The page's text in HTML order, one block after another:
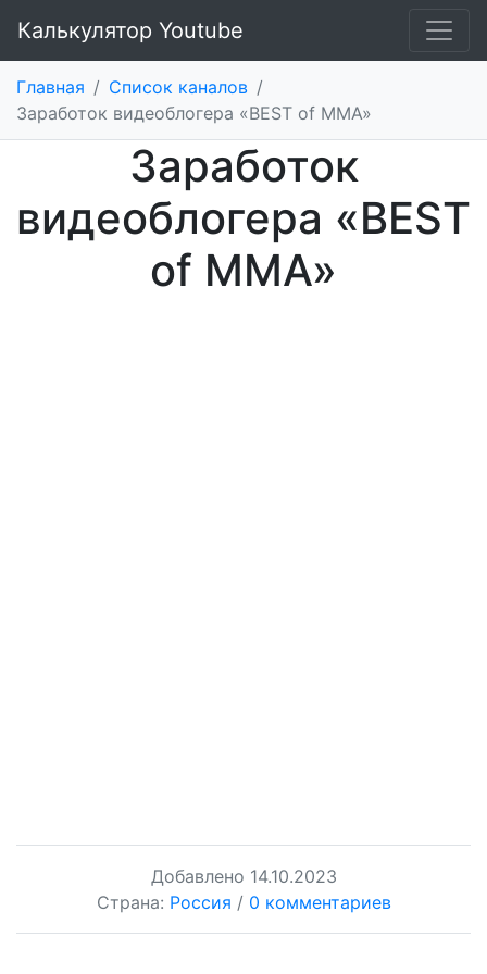
Калькулятор Youtube
Главная / Список каналов /
Заработок видеоблогера «BEST of MMA»
Заработок
видеоблогера «BEST
of MMA»
Добавлено 14.10.2023
Страна: Россия / 0 комментариев